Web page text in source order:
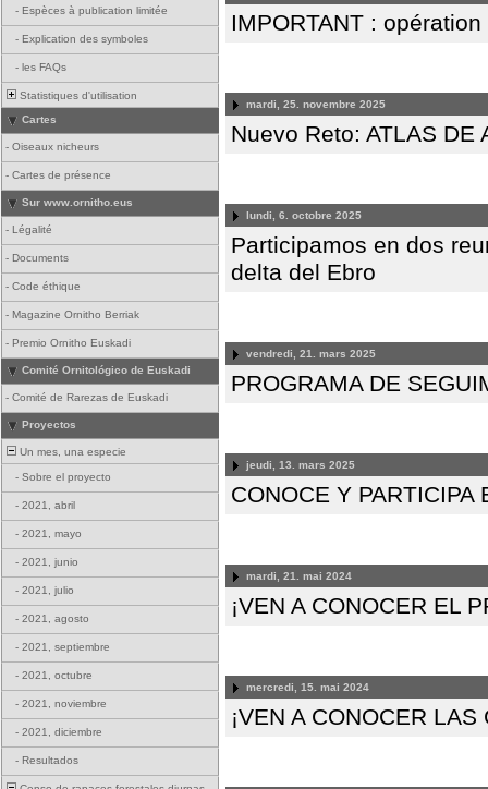
- Espèces à publication limitée
- Explication des symboles
- les FAQs
Statistiques d'utilisation
Cartes
- Oiseaux nicheurs
- Cartes de présence
Sur www.ornitho.eus
- Légalité
- Documents
- Code éthique
- Magazine Ornitho Berriak
- Premio Ornitho Euskadi
Comité Ornitológico de Euskadi
- Comité de Rarezas de Euskadi
Proyectos
Un mes, una especie
- Sobre el proyecto
- 2021, abril
- 2021, mayo
- 2021, junio
- 2021, julio
- 2021, agosto
- 2021, septiembre
- 2021, octubre
- 2021, noviembre
- 2021, diciembre
- Resultados
IMPORTANT :
mardi, 25. novembre 2025
Nuevo Reto: ATLAS DE
lundi, 6. octobre 2025
Participamos en dos
delta del Ebro
vendredi, 21. mars 2025
PROGRAMA DE
jeudi, 13. mars 2025
CONOCE Y
mardi, 21. mai 2024
¡VEN A CONOCER EL
mercredi, 15. mai 2024
¡VEN A CONOCER